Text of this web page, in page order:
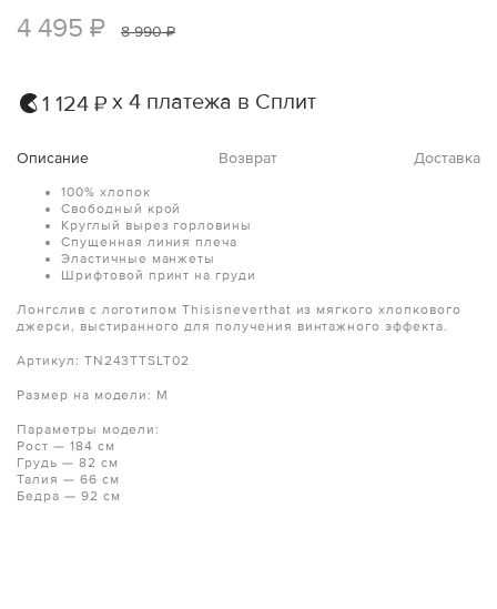
4 495 ₽ 8 990 ₽
1 124 ₽ х 4 платежа в Сплит
Описание Возврат Доставка
100% хлопок
Свободный крой
Круглый вырез горловины
Спущенная линия плеча
Эластичные манжеты
Шрифтовой принт на груди
Лонгслив с логотипом Thisisneverthat из мягкого хлопкового
джерси, выстиранного для получения винтажного эффекта.
Артикул: TN243TTSLT02
Размер на модели: M
Параметры модели:
Рост — 184 см
Грудь — 82 см
Талия — 66 см
Бедра — 92 см